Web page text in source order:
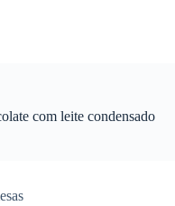
com leite condensado